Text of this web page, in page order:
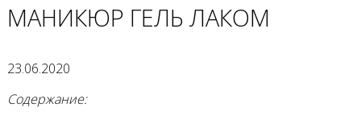
МАНИКЮР ГЕЛЬ ЛАКОМ
23.06.2020
Содержание: